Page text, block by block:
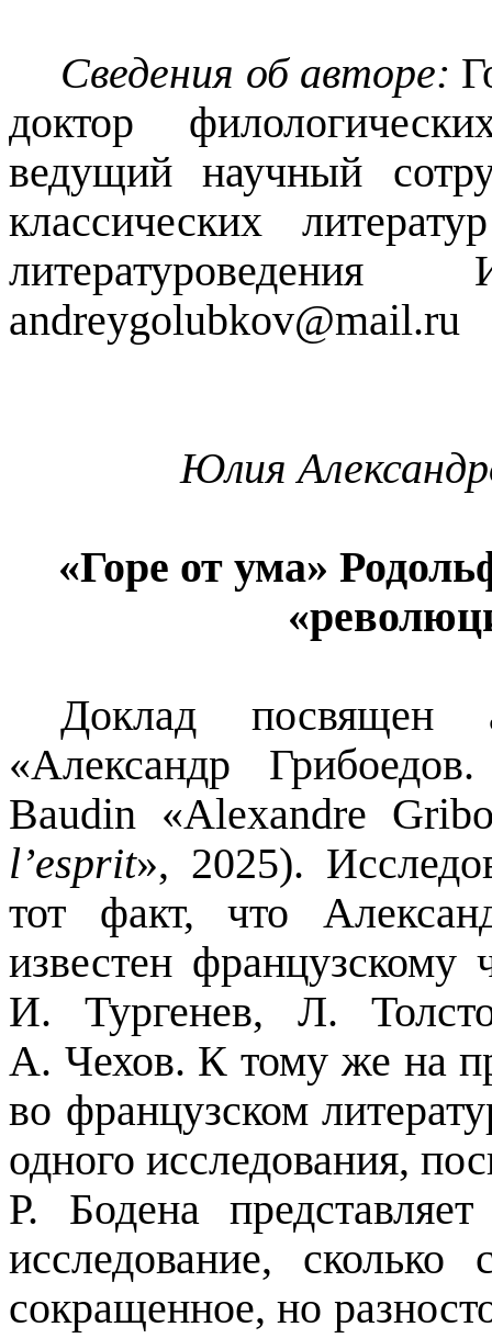
Сведения об авторе:
доктор
ведущий научный
классических
andreygolubkov@mail.ru
Юлия
«Горе от ума»
Доклад
«Александр
Baudin «Alexandre
l’esprit», 2025).
тот факт, что
известен
И. Тургенев, Л.
А. Чехов. К тому же на
во французском
одного исследования,
Р. Бодена
исследование,
сокращенное, но